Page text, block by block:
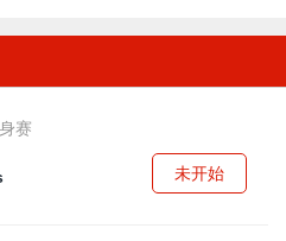
赛
未开始